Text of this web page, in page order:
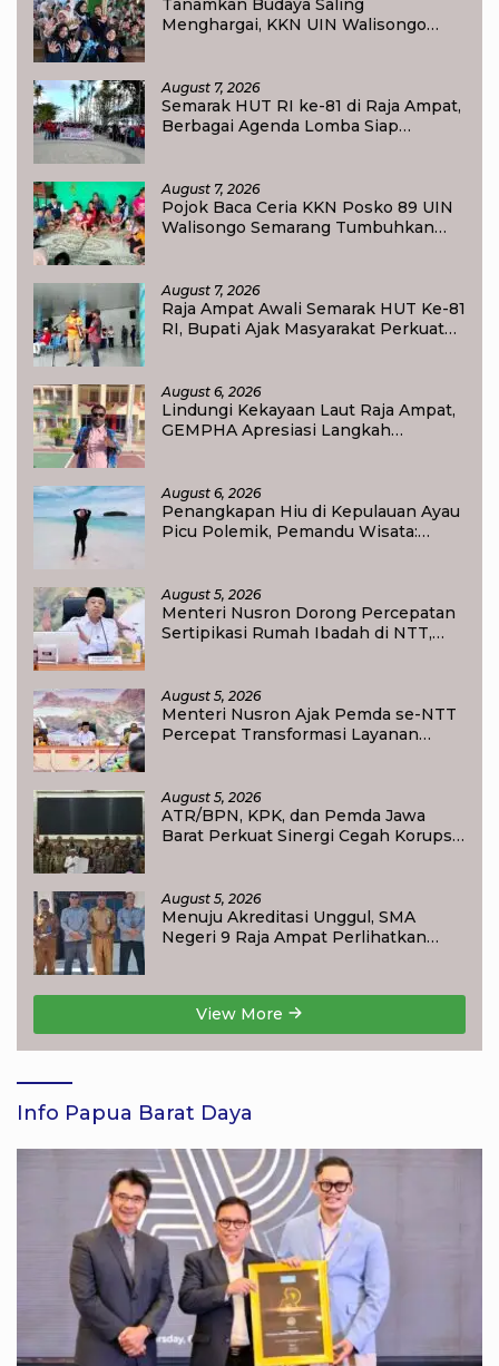
Tanamkan Budaya Saling
Menghargai, KKN UIN Walisongo
August 7, 2026
Semarak HUT RI ke-81 di Raja Ampat,
Berbagai Agenda Lomba Siap
August 7, 2026
Pojok Baca Ceria KKN Posko 89 UIN
Walisongo Semarang Tumbuhkan
August 7, 2026
Raja Ampat Awali Semarak HUT Ke-81
RI, Bupati Ajak Masyarakat Perkuat
August 6, 2026
Lindungi Kekayaan Laut Raja Ampat,
GEMPHA Apresiasi Langkah
August 6, 2026
Penangkapan Hiu di Kepulauan Ayau
Picu Polemik, Pemandu Wisata:
August 5, 2026
Menteri Nusron Dorong Percepatan
Sertipikasi Rumah Ibadah di NTT,
August 5, 2026
Menteri Nusron Ajak Pemda se-NTT
Percepat Transformasi Layanan
August 5, 2026
ATR/BPN, KPK, dan Pemda Jawa
Barat Perkuat Sinergi Cegah Korupsi,
August 5, 2026
Menuju Akreditasi Unggul, SMA
Negeri 9 Raja Ampat Perlihatkan
View More
Info Papua Barat Daya